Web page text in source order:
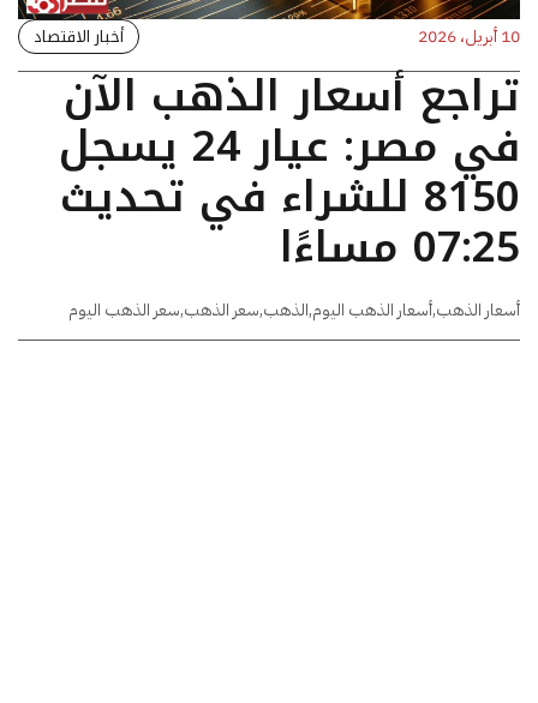
10 أبريل، 2026 أخبار الاقتصاد
تراجع أسعار الذهب الآن
في مصر: عيار 24 يسجل
8150 للشراء في تحديث
07:25 مساءًا
أسعار الذهب,أسعار الذهب اليوم,الذهب,سعر الذهب,سعر الذهب اليوم